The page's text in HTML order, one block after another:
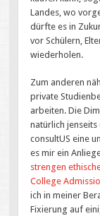
Landes, wo
dürfte es in
vor Schülern,
wiederholen.
Zum anderen
private
arbeiten. Die
natürlich
consultUS eine
es mir ein
strengen
College
ich in meiner
Fixierung auf